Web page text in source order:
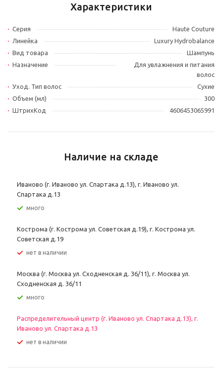
Характеристики
Серия
Haute Couture
Линейка
Luxury Hydrobalance
Вид товара
Шампунь
Назначение
Для увлажнения и питания
волос
Уход. Тип волос
Сухие
Объем (мл)
300
ШтрихКод
4606453065991
Наличие на складе
Иваново (г. Иваново ул. Спартака д.13), г. Иваново ул.
Спартака д.13
Много
Кострома (г. Кострома ул. Советская д.19), г. Кострома ул.
Советская д.19
Нет в наличии
Москва (г. Москва ул. Сходненская д. 36/11), г. Москва ул.
Сходненская д. 36/11
Много
Распределительный центр (г. Иваново ул. Спартака д.13), г.
Иваново ул. Спартака д.13
Нет в наличии